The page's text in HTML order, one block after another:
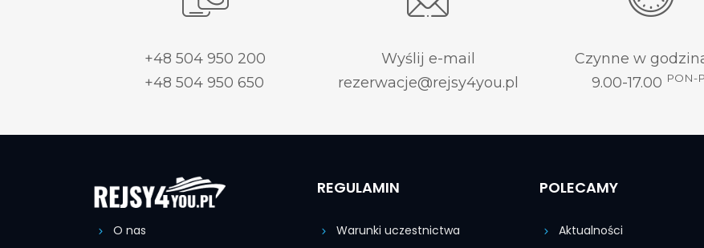
+48 504 950 200
+48 504 950 650
Wyślij e-mail
rezerwacje@rejsy4you.pl
Czynne w
9.00-17.00 PON-
O nas
REGULAMIN
Warunki uczestnictwa
POLECAMY
Aktualności